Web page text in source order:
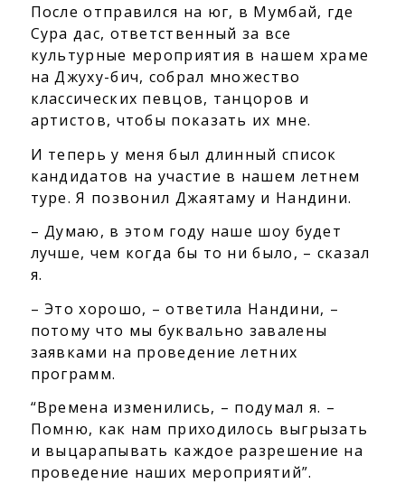
После отправился на юг, в Мумбай, где
Сура дас, ответственный за все
культурные мероприятия в нашем храме
на Джуху-бич, собрал множество
классических певцов, танцоров и
артистов, чтобы показать их мне.
И теперь у меня был длинный список
кандидатов на участие в нашем летнем
туре. Я позвонил Джаятаму и Нандини.
– Думаю, в этом году наше шоу будет
лучше, чем когда бы то ни было, – сказал
я.
– Это хорошо, – ответила Нандини, –
потому что мы буквально завалены
заявками на проведение летних
программ.
“Времена изменились, – подумал я. –
Помню, как нам приходилось выгрызать
и выцарапывать каждое разрешение на
проведение наших мероприятий”.